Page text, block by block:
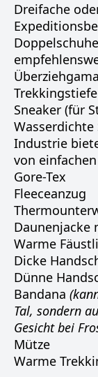
Dreifache
Sneaker (für
Wasserdichte
Industrie
von
Gore-Tex
Fleeceanzug
Daunenjacke
Warme
Dicke
Dünne
Bandana
Tal, sondern
Gesicht bei
Mütze
Warme